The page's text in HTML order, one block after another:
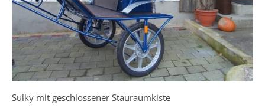
Sulky mit geschlossener Stauraumkiste